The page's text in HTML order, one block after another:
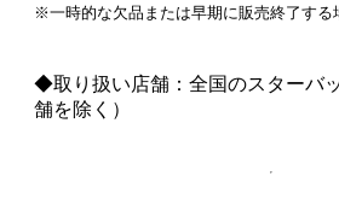
※一時的な欠品または早期に販売終了する
◆取り扱い店舗：全国のスターバ
舗を除く）